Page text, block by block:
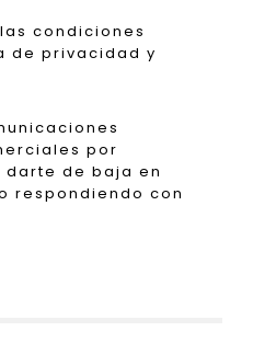
condiciones
condiciones
de privacidad y
por
darte de baja en
respondiendo con